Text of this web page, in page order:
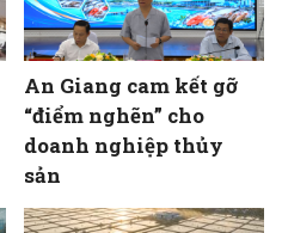
An Giang cam kết gỡ
“điểm nghẽn” cho
doanh nghiệp thủy
sản